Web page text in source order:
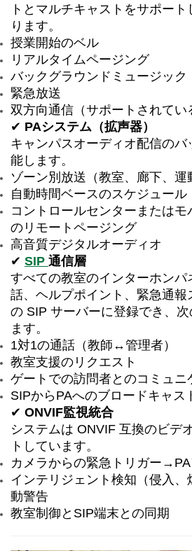
トとマルチキャストをサポー
ります。
授業開始のベル
リアルタイムページング
バックグラウンドミュージック
緊急放送
双方向通信（サポートされてい
✔ PAシステム（拡声器）
キャンパスオーディオ配信のバ
能します。
ゾーン別放送（教室、廊下、運
自動時間ベースのスケジュール
コントロールセンターまたはモ
のリモートページング
高音質デジタルオーディオ
✔ SIP 通信層
すべての教室のインターホンパ
話、ヘルプポイント、緊急通報
の SIP サーバーに登録でき、
ます。
1対1の通話（教師↔管理者）
教室支援のリクエスト
ゲートでの訪問者とのコミュニ
SIPからPAへのブロードキャス
✔ ONVIF監視統合
システムは ONVIF 互換のビデ
トしています。
カメラからの緊急トリガー→PA
インテリジェント検知（侵入
動警告
教室制御とSIP端末との同期